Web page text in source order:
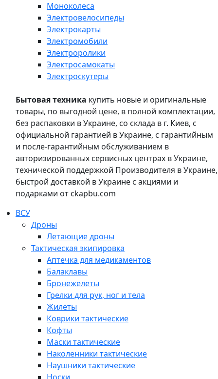
Моноколеса
Электровелосипеды
Электрокарты
Электромобили
Электроролики
Электросамокаты
Электроскутеры
Бытовая техника купить новые и оригинальные
товары, по выгодной цене, в полной комплектации,
без распаковки в Украине, со склада в г. Киев, с
официальной гарантией в Украине, с гарантийным
и после-гарантийным обслуживанием в
авторизированных сервисных центрах в Украине,
технической поддержкой Производителя в Украине,
быстрой доставкой в Украине с акциями и
подарками от ckapbu.com
ВСУ
Дроны
Летающие дроны
Тактическая экипировка
Аптечка для медикаментов
Балаклавы
Бронежелеты
Грелки для рук, ног и тела
Жилеты
Коврики тактические
Кофты
Маски тактические
Наколенники тактические
Наушники тактические